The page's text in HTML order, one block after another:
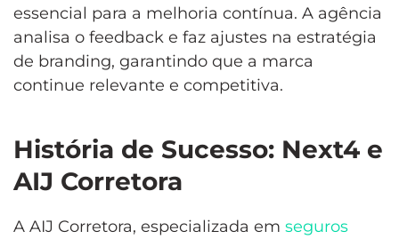
essencial para a melhoria contínua. A agência
analisa o feedback e faz ajustes na estratégia
de branding, garantindo que a marca
continue relevante e competitiva.
História de Sucesso: Next4 e
AIJ Corretora
A AIJ Corretora, especializada em seguros